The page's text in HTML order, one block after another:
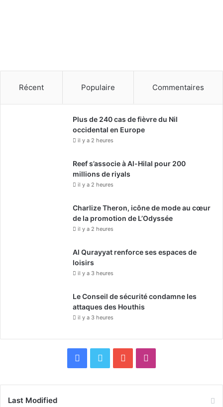
Récent Populaire Commentaires
Plus de 240 cas de fièvre du Nil
occidental en Europe
il y a 2 heures
Reef s’associe à Al-Hilal pour 200
millions de riyals
il y a 2 heures
Charlize Theron, icône de mode au cœur
de la promotion de L’Odyssée
il y a 2 heures
Al Qurayyat renforce ses espaces de
loisirs
il y a 3 heures
Le Conseil de sécurité condamne les
attaques des Houthis
il y a 3 heures
Last Modified